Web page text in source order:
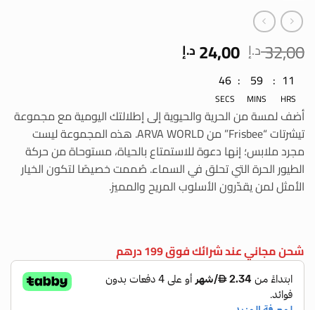
32,00د.إ السعر
الأصلي
هو:
32,00 د.إ.
24,00 د.إالسعر
الحالي 11
HRS
:
59
MINS
:
46
SECS
أضف لمسة من الحرية والحيوية إلى إطلالتك اليومية مع مجموعة
تيشرتات “Frisbee” من ARVA WORLD. هذه المجموعة ليست
مجرد ملابس؛ إنها دعوة للاستمتاع بالحياة، مستوحاة من حركة
الطيور الحرة التي تحلق في السماء. صُممت خصيصًا لتكون الخيار
الأمثل لمن يقدّرون الأسلوب المريح والمميز.
شحن مجاني عند شرائك فوق 199 درهم